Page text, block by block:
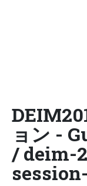
ョン -
/ deim-